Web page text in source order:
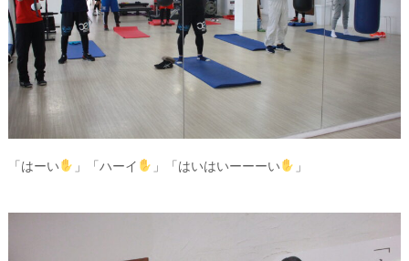
「はーい 」「ハーイ 」「はいはいーーーい 」